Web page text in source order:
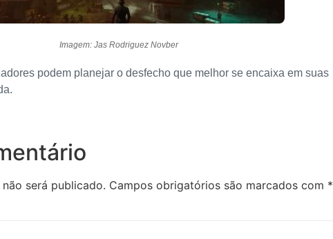
Imagem: Jas Rodriguez Novber
podem planejar o desfecho que melhor se encaixa em suas
será publicado. Campos obrigatórios são marcados com *